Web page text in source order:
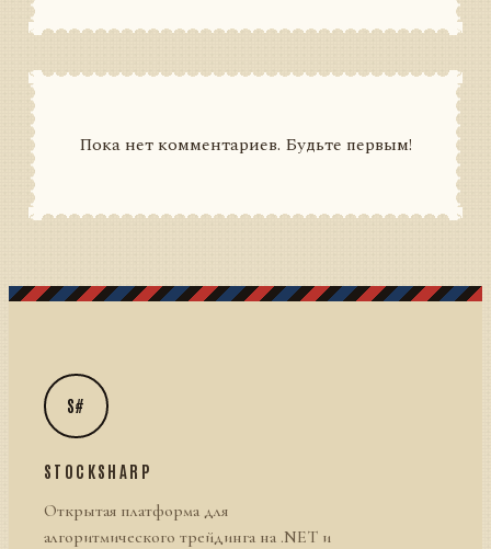
Пока нет комментариев. Будьте первым!
S#
STOCKSHARP
Открытая платформа для
алгоритмического трейдинга на .NET и